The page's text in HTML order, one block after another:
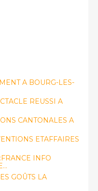
A BOURG-LES-
REUSSI A
CANTONALES A
ETAFFAIRES
INFO
GOÛTS LA